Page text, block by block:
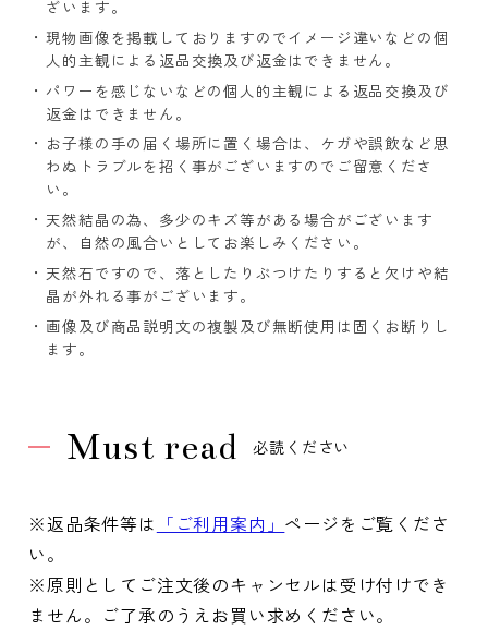
ざいます。
現物画像を掲載しておりますのでイメージ違いなどの個
人的主観による返品交換及び返金はできません。
パワーを感じないなどの個人的主観による返品交換及び
返金はできません。
お子様の手の届く場所に置く場合は、ケガや誤飲など思
わぬトラブルを招く事がございますのでご留意くださ
い。
天然結晶の為、多少のキズ等がある場合がございます
が、自然の風合いとしてお楽しみください。
天然石ですので、落としたりぶつけたりすると欠けや結
晶が外れる事がございます。
画像及び商品説明文の複製及び無断使用は固くお断りし
ます。
Must read 必読ください
※返品条件等は 「ご利用案内」 ページをご覧くださ
い。
※原則としてご注文後のキャンセルは受け付けでき
ません。ご了承のうえお買い求めください。